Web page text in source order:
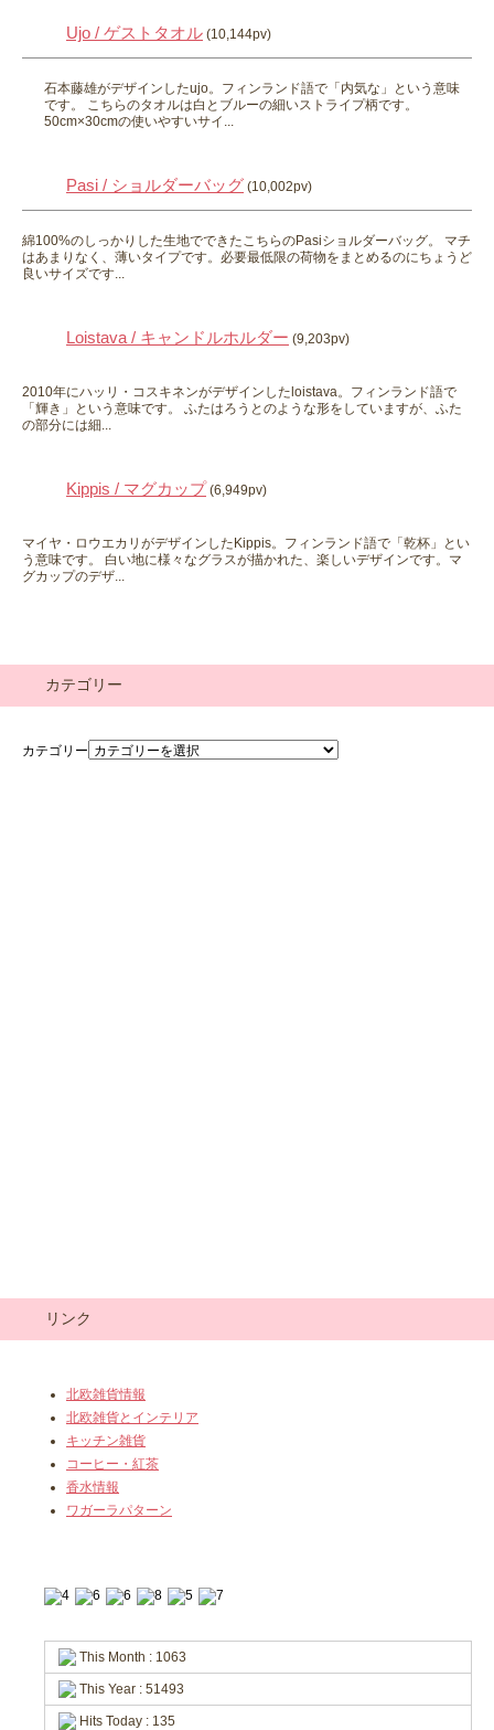
Ujo / ゲストタオル (10,144pv)
石本藤雄がデザインしたujo。フィンランド語で「内気な」という意味
です。 こちらのタオルは白とブルーの細いストライプ柄です。
50cm×30cmの使いやすいサイ...
Pasi / ショルダーバッグ (10,002pv)
綿100%のしっかりした生地でできたこちらのPasiショルダーバッグ。 マチ
はあまりなく、薄いタイプです。必要最低限の荷物をまとめるのにちょうど
良いサイズです...
Loistava / キャンドルホルダー (9,203pv)
2010年にハッリ・コスキネンがデザインしたloistava。フィンランド語で
「輝き」という意味です。 ふたはろうとのような形をしていますが、ふた
の部分には細...
Kippis / マグカップ (6,949pv)
マイヤ・ロウエカリがデザインしたKippis。フィンランド語で「乾杯」とい
う意味です。 白い地に様々なグラスが描かれた、楽しいデザインです。マ
グカップのデザ...
カテゴリー
カテゴリー
リンク
北欧雑貨情報
北欧雑貨とインテリア
キッチン雑貨
コーヒー・紅茶
香水情報
ワガーラパターン
This Month : 1063
This Year : 51493
Hits Today : 135